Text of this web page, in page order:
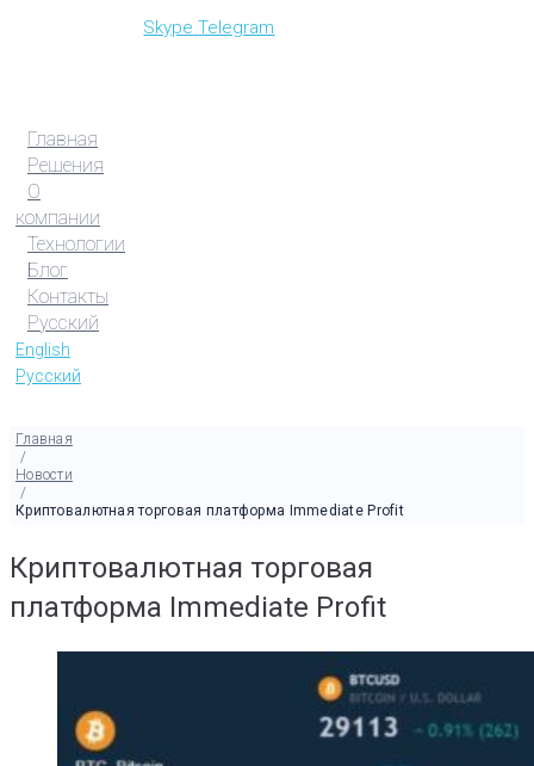
Skype Telegram
Главная
Решения
О
компании
Технологии
Блог
Контакты
Русский
English
Русский
Главная
/
Новости
/
Криптовалютная торговая платформа Immediate Profit
Криптовалютная торговая
платформа Immediate Profit